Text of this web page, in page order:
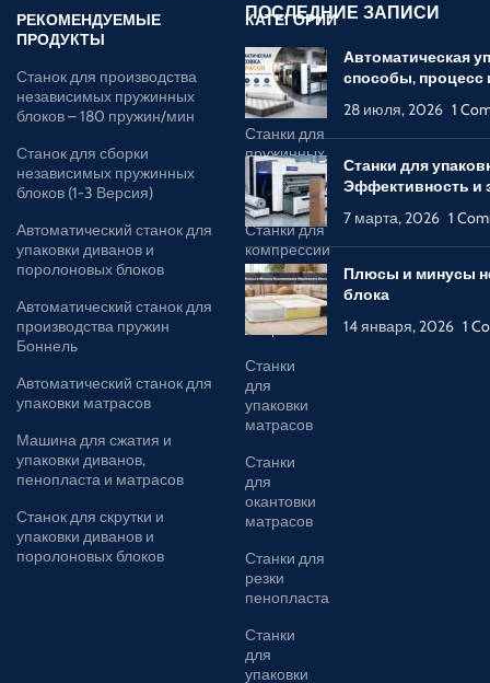
РЕКОМЕНДУЕМЫЕ
ПРОДУКТЫ
Станок для производства
независимых пружинных
блоков – 180 пружин/мин
Станок для сборки
независимых пружинных
блоков (1-3 Версия)
Автоматический станок для
упаковки диванов и
поролоновых блоков
Автоматический станок для
производства пружин
Боннель
Автоматический станок для
упаковки матрасов
Машина для сжатия и
упаковки диванов,
пенопласта и матрасов
Станок для скрутки и
упаковки диванов и
поролоновых блоков
КАТЕГОРИИ
Станки для
пружинных
блоков
Станки для
пружинных
блоков
боннель
Станки для
компрессии
и упаковки
диванов,
поролона и
матрасов
Станки
для
упаковки
матрасов
Станки
для
окантовки
матрасов
Станки для
резки
пенопласта
Станки
для
упаковки
ПОСЛЕДНИЕ ЗАПИСИ
Автоматическая
способы, процесс
28 июля, 2026 1
Станки для
Эффективность и
7 марта, 2026 1
Плюсы и минусы
блока
14 января, 2026 1